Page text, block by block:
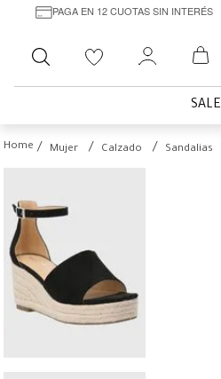
PAGA EN 12 CUOTAS SIN INTERÉS
Buscar
SALE
Mujer Calzado Sandalias